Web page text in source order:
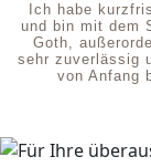
Ich habe
und bin mit dem
Goth,
sehr zuverlässig
von Anfang